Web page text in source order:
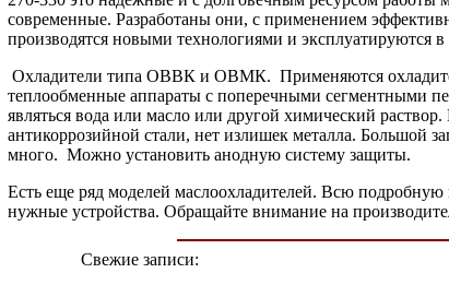
современные. Разработаны они, с применением
производятся новыми технологиями и эксплуатируются
Охладители типа ОВВК и ОВМК. Применяются
теплообменные аппараты с поперечными сегментными
являться вода или масло или другой химический
антикоррозийной стали, нет излишек металла. Большой
много. Можно установить анодную систему защиты.
Есть еще ряд моделей маслоохладителей. Всю
нужные устройства. Обращайте внимание на
Свежие записи: